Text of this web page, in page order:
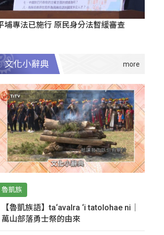
埔專法已施行 原民身分法暫緩審查
文化小辭典
魯凱族
【魯凱族語】ta‘avalra ‘i tatolohae ni｜
萬山部落勇士祭的由來